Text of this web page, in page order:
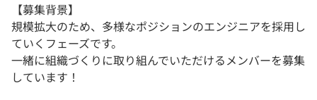
【募集背景】
規模拡大のため、多様なポジションのエンジニアを採用し
ていくフェーズです。
一緒に組織づくりに取り組んでいただけるメンバーを募集
しています！